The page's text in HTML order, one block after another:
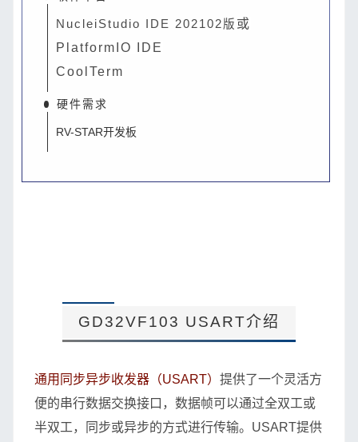
NucleiStudio IDE 202102版 或
PlatformIO IDE
CoolTerm
硬件需求
RV-STAR开发板
GD32VF103 USART介绍
通用同步异步收发器（USART） 提供了一个灵活方
便的串行数据交换接口，数据帧可以通过全双工或
半双工，同步或异步的方式进行传输。USART提供